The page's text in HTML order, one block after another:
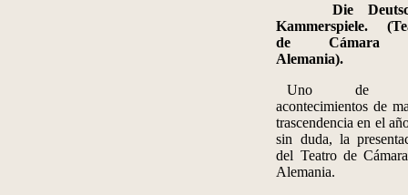
Die
Kammerspiele.
de Cámara
Alemania).
Uno de
acontecimientos de
trascendencia en el
sin duda, la
del Teatro de
Alemania.